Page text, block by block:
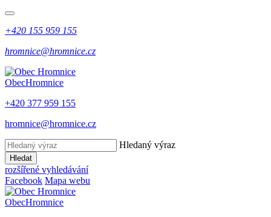
+420 155 959 155
hromnice@hromnice.cz
ObecHromnice
+420 377 959 155
hromnice@hromnice.cz
Hledaný výraz
Hledat
rozšířené vyhledávání
Facebook Mapa webu
ObecHromnice